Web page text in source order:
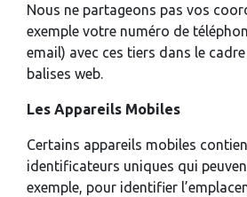
Nous ne partageons pas vos
exemple votre numéro de
email) avec ces tiers dans le
balises web.
Les Appareils Mobiles
Certains appareils mobiles
identificateurs uniques qui
exemple, pour identifier